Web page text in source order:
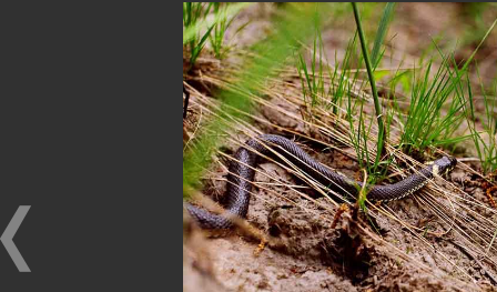
Виртуальные
выставки
(фотоальбомы)